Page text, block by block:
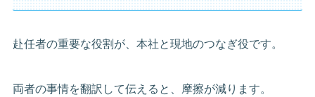
赴任者の重要な役割が、本社と現地のつなぎ役です。
両者の事情を翻訳して伝えると、摩擦が減ります。